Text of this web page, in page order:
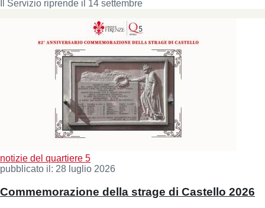
Il Servizio riprende il 14 settembre
notizie del quartiere 5
pubblicato il: 28 luglio 2026
Commemorazione della strage di Castello 2026